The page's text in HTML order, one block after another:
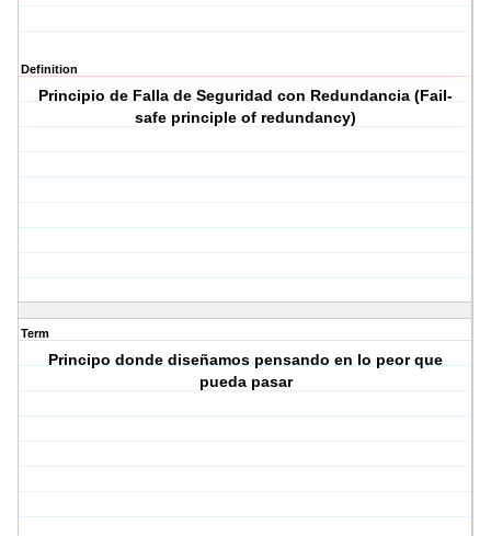
Definition
Principio de Falla de Seguridad con Redundancia (Fail-
safe principle of redundancy)
Term
Principo donde diseñamos pensando en lo peor que
pueda pasar